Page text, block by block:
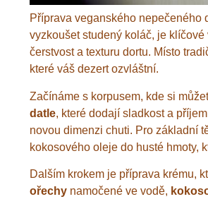
Příprava veganského nepečeného
vyzkoušet studený koláč, je
čerstvost a texturu dortu. Místo
které váš dezert ozvláštní.
Začínáme s korpusem, kde si
datle, které dodají sladkost a
novou dimenzi chuti. Pro základní
kokosového oleje do husté hmoty,
Dalším krokem je příprava krému,
ořechy namočené ve vodě,